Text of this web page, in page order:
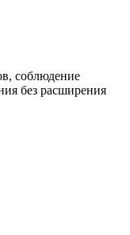
соблюдение
без расширения